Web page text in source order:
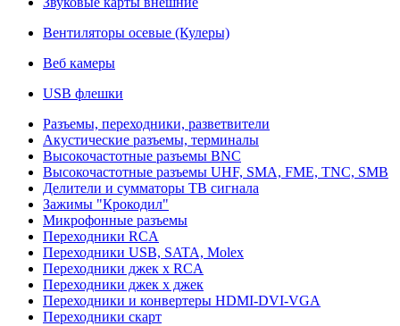
Вентиляторы осевые (Кулеры)
Веб камеры
USB флешки
Разъемы, переходники, разветвители
Акустические разъемы, терминалы
Высокочастотные разъемы BNC
Высокочастотные разъемы UHF, SMA, FME, TNC, SMB
Делители и сумматоры ТВ сигнала
Зажимы "Крокодил"
Микрофонные разъемы
Переходники RCA
Переходники USB, SATA, Molex
Переходники джек х RCA
Переходники джек х джек
Переходники и конвертеры HDMI-DVI-VGA
Переходники скарт